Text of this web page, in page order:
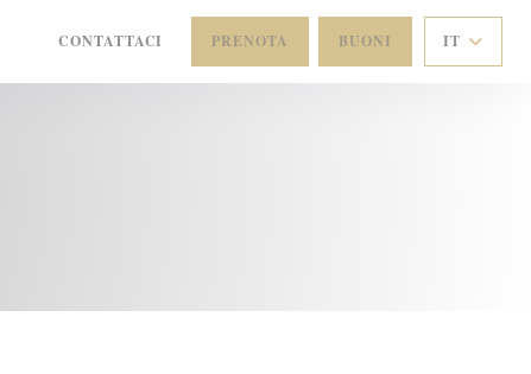
CONTATTACI PRENOTA BUONI IT